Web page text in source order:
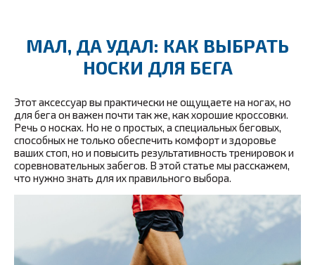
МАЛ, ДА УДАЛ: КАК ВЫБРАТЬ
НОСКИ ДЛЯ БЕГА
Этот аксессуар вы практически не ощущаете на ногах, но
для бега он важен почти так же, как хорошие кроссовки.
Речь о носках. Но не о простых, а специальных беговых,
способных не только обеспечить комфорт и здоровье
ваших стоп, но и повысить результативность тренировок и
соревновательных забегов. В этой статье мы расскажем,
что нужно знать для их правильного выбора.